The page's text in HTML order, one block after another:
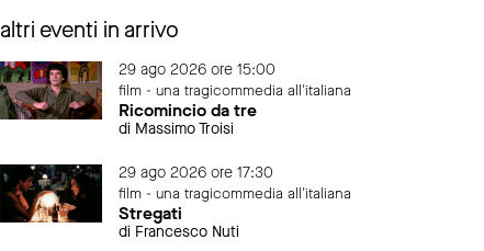
altri eventi in arrivo
29 ago 2026 ore 15:00
film - una tragicommedia all'italiana
Ricomincio da tre
di Massimo Troisi
29 ago 2026 ore 17:30
film - una tragicommedia all'italiana
Stregati
di Francesco Nuti